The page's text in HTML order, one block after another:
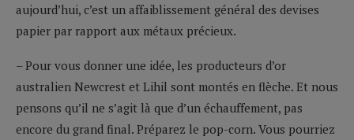
aujourd’hui, c’est un affaiblissement général des devises
papier par rapport aux métaux précieux.
– Pour vous donner une idée, les producteurs d’or
australien Newcrest et Lihil sont montés en flèche. Et nous
pensons qu’il ne s’agit là que d’un échauffement, pas
encore du grand final. Préparez le pop-corn. Vous pourriez